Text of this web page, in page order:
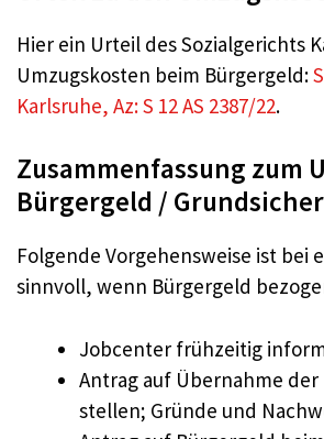
Hier ein Urteil des Sozialgerichts
Umzugskosten beim Bürgergeld:
Karlsruhe, Az: S 12 AS 2387/22.
Zusammenfassung zum
Bürgergeld /
Folgende Vorgehensweise ist bei
sinnvoll, wenn Bürgergeld
Jobcenter frühzeitig
Antrag auf Übernahme
stellen; Gründe und